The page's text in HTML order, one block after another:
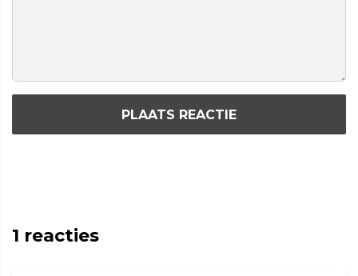
PLAATS REACTIE
1 reacties